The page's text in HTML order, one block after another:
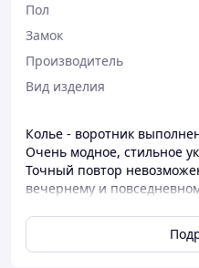
Пол
Замок
Производитель
Вид изделия
Колье - воротник
Очень модное, стильное
Точный повтор
вечернему и
подруге. Вы получите
восторженных взглядов,